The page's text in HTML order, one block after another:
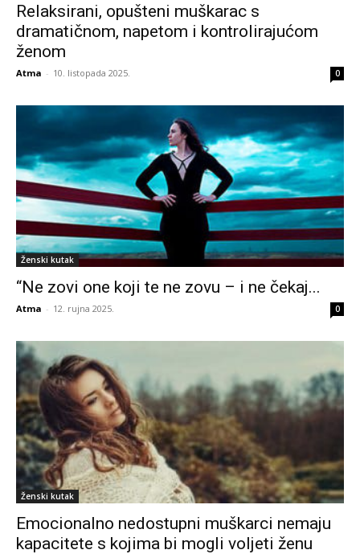
Relaksirani, opušteni muškarac s
dramatičnom, napetom i kontrolirajućom
ženom
Atma - 10. listopada 2025. 0
Ženski kutak
“Ne zovi one koji te ne zovu – i ne čekaj...
Atma - 12. rujna 2025. 0
Ženski kutak
Emocionalno nedostupni muškarci nemaju
kapacitete s kojima bi mogli voljeti ženu